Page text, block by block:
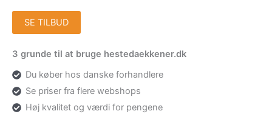
SE TILBUD
3 grunde til at bruge hestedaekkener.dk
Du køber hos danske forhandlere
Se priser fra flere webshops
Høj kvalitet og værdi for pengene